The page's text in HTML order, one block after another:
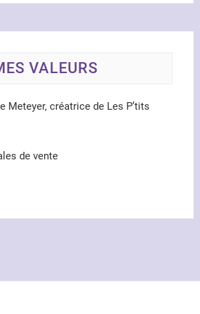
VALEURS
Meteyer, créatrice de Les P’tits
de vente